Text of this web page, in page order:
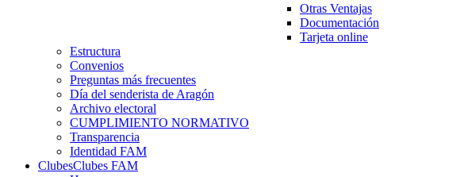
Otras Ventajas
Documentación
Tarjeta online
Estructura
Convenios
Preguntas más frecuentes
Día del senderista de Aragón
Archivo electoral
CUMPLIMIENTO NORMATIVO
Transparencia
Identidad FAM
ClubesClubes FAM